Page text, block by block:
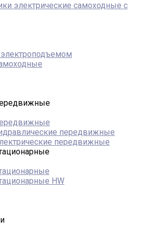
электрические самоходные с
передвижные
передвижные
HW